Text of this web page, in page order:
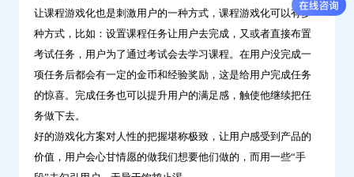
让课程游戏化也是刺激用户的一种方式，课程游戏化可以有多
种方式，比如：设置课程任务让用户去完成，又或者直接布置
考试任务，用户为了通过考试会去学习课程。在用户没完成一
项任务后都会有一定的金币和经验奖励，这是给用户完成任务
的惊喜。完成任务也可以提升用户的满足感，触使他继续把任
务做下去。
好的游戏化方案对人性的把握堪称极致，让用户感受到产品的
价值，用户会心甘情愿的做我们想要他们做的，而用一些“手